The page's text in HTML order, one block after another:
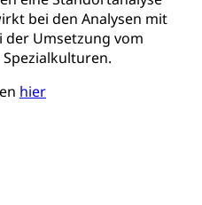
bei den Analysen mit
Umsetzung vom
hier